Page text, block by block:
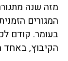
מזה שנה
המגורים
בעומר. קודם
הקיבוץ, באחד